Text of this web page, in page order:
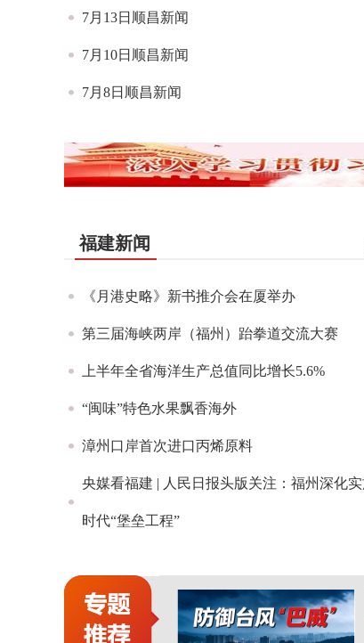
7月13日顺昌新闻
7月10日顺昌新闻
7月8日顺昌新闻
福建新闻
《月港史略》新书推介会在厦举办
第三届海峡两岸（福州）跆拳道交流大赛
上半年全省海洋生产总值同比增长5.6%
“闽味”特色水果飘香海外
漳州口岸首次进口丙烯原料
央媒看福建 | 人民日报头版关注：福州深化
时代“堡垒工程”